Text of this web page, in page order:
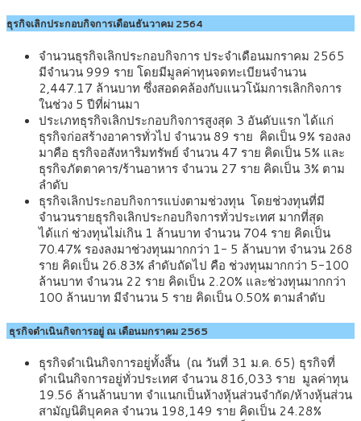
ธุรกิจเลิกประกอบกิจการเดือนธันวาคม 2564
จำนวนธุรกิจเลิกประกอบกิจการ ประจำเดือนมกราคม 2565
มีจำนวน 999 ราย โดยมีมูลค่าทุนจดทะเบียนจำนวน
2,447.17 ล้านบาท ซึ่งสอดคล้องกับแนวโน้มการเลิกกิจการ
ในช่วง 5 ปีที่ผ่านมา
ประเภทธุรกิจเลิกประกอบกิจการสูงสุด 3 อันดับแรก ได้แก่
ธุรกิจก่อสร้างอาคารทั่วไป จำนวน 89 ราย คิดเป็น 9% รองลง
มาคือ ธุรกิจอสังหาริมทรัพย์ จำนวน 47 ราย คิดเป็น 5% และ
ธุรกิจภัตตาคาร/ร้านอาหาร จำนวน 27 ราย คิดเป็น 3% ตาม
ลำดับ
ธุรกิจเลิกประกอบกิจการแบ่งตามช่วงทุน โดยช่วงทุนที่มี
จำนวนรายธุรกิจเลิกประกอบกิจการทั่วประเทศ มากที่สุด
ได้แก่ ช่วงทุนไม่เกิน 1 ล้านบาท จำนวน 704 ราย คิดเป็น
70.47% รองลงมาช่วงทุนมากกว่า 1- 5 ล้านบาท จำนวน 268
ราย คิดเป็น 26.83% ลำดับถัดไป คือ ช่วงทุนมากกว่า 5-100
ล้านบาท จำนวน 22 ราย คิดเป็น 2.20% และช่วงทุนมากกว่า
100 ล้านบาท มีจำนวน 5 ราย คิดเป็น 0.50% ตามลำดับ
ธุรกิจดำเนินกิจการอยู่ ณ เดือนมกราคม 2565
ธุรกิจดำเนินกิจการอยู่ทั้งสิ้น (ณ วันที่ 31 ม.ค. 65) ธุรกิจที่
ดำเนินกิจการอยู่ทั่วประเทศ จำนวน 816,033 ราย มูลค่าทุน
19.56 ล้านล้านบาท จำแนกเป็นห้างหุ้นส่วนจำกัด/ห้างหุ้นส่วน
สามัญนิติบุคคล จำนวน 198,149 ราย คิดเป็น 24.28%